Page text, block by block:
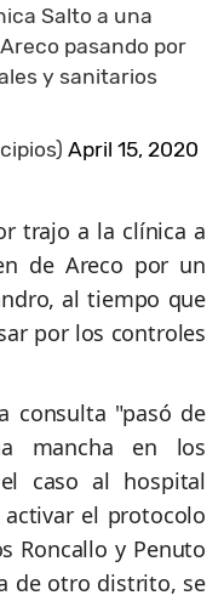
Salto a una
pasando por
y sanitarios
April 15, 2020
trajo a la clínica a
de Areco por un
al tiempo que
por los controles
consulta "pasó de
mancha en los
caso al hospital
el protocolo
Roncallo y Penuto
de otro distrito, se